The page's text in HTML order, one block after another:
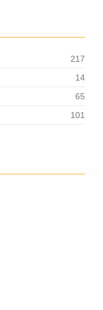
217
14
65
101